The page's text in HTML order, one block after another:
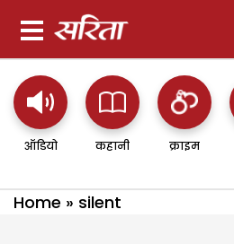
ऑडियो कहानी क्राइम
Home » silent